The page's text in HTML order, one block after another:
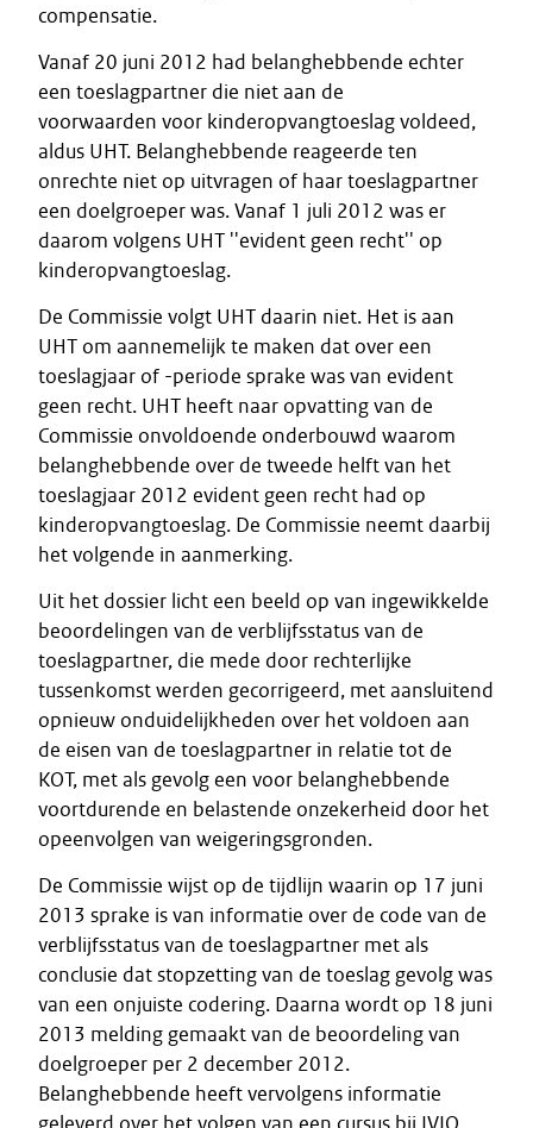
compensatie.
Vanaf 20 juni 2012 had belanghebbende echter
een toeslagpartner die niet aan de
voorwaarden voor kinderopvangtoeslag voldeed,
aldus UHT. Belanghebbende reageerde ten
onrechte niet op uitvragen of haar toeslagpartner
een doelgroeper was. Vanaf 1 juli 2012 was er
daarom volgens UHT ''evident geen recht'' op
kinderopvangtoeslag.
De Commissie volgt UHT daarin niet. Het is aan
UHT om aannemelijk te maken dat over een
toeslagjaar of -periode sprake was van evident
geen recht. UHT heeft naar opvatting van de
Commissie onvoldoende onderbouwd waarom
belanghebbende over de tweede helft van het
toeslagjaar 2012 evident geen recht had op
kinderopvangtoeslag. De Commissie neemt daarbij
het volgende in aanmerking.
Uit het dossier licht een beeld op van ingewikkelde
beoordelingen van de verblijfsstatus van de
toeslagpartner, die mede door rechterlijke
tussenkomst werden gecorrigeerd, met aansluitend
opnieuw onduidelijkheden over het voldoen aan
de eisen van de toeslagpartner in relatie tot de
KOT, met als gevolg een voor belanghebbende
voortdurende en belastende onzekerheid door het
opeenvolgen van weigeringsgronden.
De Commissie wijst op de tijdlijn waarin op 17 juni
2013 sprake is van informatie over de code van de
verblijfsstatus van de toeslagpartner met als
conclusie dat stopzetting van de toeslag gevolg was
van een onjuiste codering. Daarna wordt op 18 juni
2013 melding gemaakt van de beoordeling van
doelgroeper per 2 december 2012.
Belanghebbende heeft vervolgens informatie